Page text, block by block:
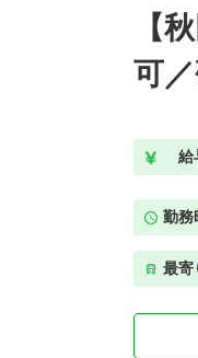
【
可
給
勤務
最寄